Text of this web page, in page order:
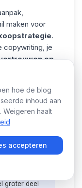
maken voor
.
copywriting, je
op
berichten
(in
dienst
groter deel
hoe de blog
inhoud aan
Weigeren haalt
accepteren